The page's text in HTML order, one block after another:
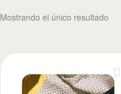
Mostrando el único resultado